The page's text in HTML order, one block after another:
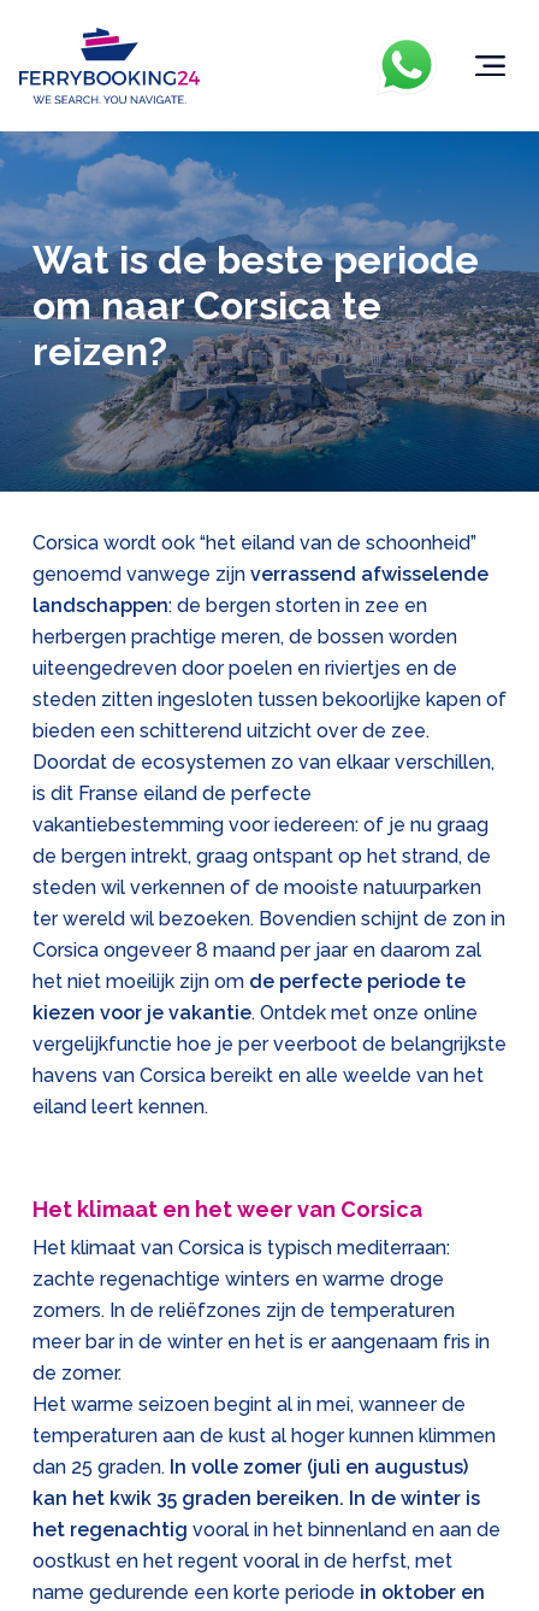
Wat is de beste periode
om naar Corsica te
reizen?
Corsica wordt ook “het eiland van de schoonheid”
genoemd vanwege zijn verrassend afwisselende
landschappen: de bergen storten in zee en
herbergen prachtige meren, de bossen worden
uiteengedreven door poelen en riviertjes en de
steden zitten ingesloten tussen bekoorlijke kapen of
bieden een schitterend uitzicht over de zee.
Doordat de ecosystemen zo van elkaar verschillen,
is dit Franse eiland de perfecte
vakantiebestemming voor iedereen: of je nu graag
de bergen intrekt, graag ontspant op het strand, de
steden wil verkennen of de mooiste natuurparken
ter wereld wil bezoeken. Bovendien schijnt de zon in
Corsica ongeveer 8 maand per jaar en daarom zal
het niet moeilijk zijn om de perfecte periode te
kiezen voor je vakantie. Ontdek met onze online
vergelijkfunctie hoe je per veerboot de belangrijkste
havens van Corsica bereikt en alle weelde van het
eiland leert kennen.
Het klimaat en het weer van Corsica
Het klimaat van Corsica is typisch mediterraan:
zachte regenachtige winters en warme droge
zomers. In de reliëfzones zijn de temperaturen
meer bar in de winter en het is er aangenaam fris in
de zomer.
Het warme seizoen begint al in mei, wanneer de
temperaturen aan de kust al hoger kunnen klimmen
dan 25 graden. In volle zomer (juli en augustus)
kan het kwik 35 graden bereiken. In de winter is
het regenachtig vooral in het binnenland en aan de
oostkust en het regent vooral in de herfst, met
name gedurende een korte periode in oktober en